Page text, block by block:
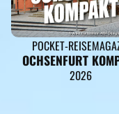
POCKET-
OCHSENFURT
2026